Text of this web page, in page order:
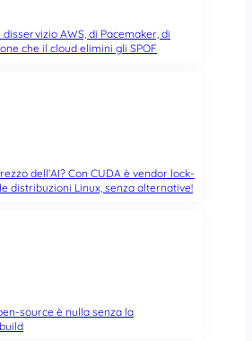
disservizio AWS, di Pacemaker, di
che il cloud elimini gli SPOF
dell’AI? Con CUDA è vendor lock-
distribuzioni Linux, senza alternative!
source è nulla senza la